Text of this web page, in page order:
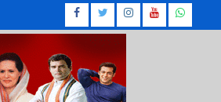
Facebook
Twitter
Instagram